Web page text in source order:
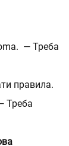
— Треба
правила.
Треба